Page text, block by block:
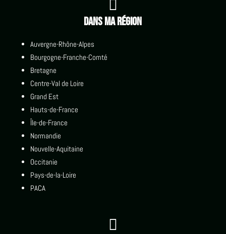

Dans ma région
Auvergne-Rhône-Alpes
Bourgogne-Franche-Comté
Bretagne
Centre-Val de Loire
Grand Est
Hauts-de-France
Île-de-France
Normandie
Nouvelle-Aquitaine
Occitanie
Pays-de-la-Loire
PACA
